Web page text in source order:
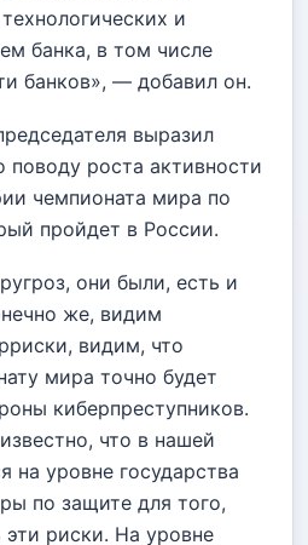
и
банка, в том числе
банков», — добавил он.
выразил
поводу роста активности
чемпионата мира по
пройдет в России.
они были, есть и
же, видим
видим, что
мира точно будет
киберпреступников.
что в нашей
на уровне государства
по защите для того,
риски. На уровне